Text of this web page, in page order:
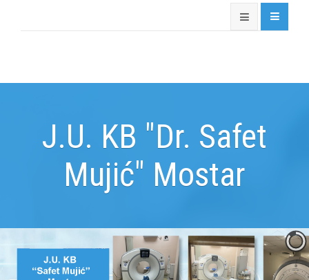
J.U. KB "Dr. Safet
Mujić" Mostar